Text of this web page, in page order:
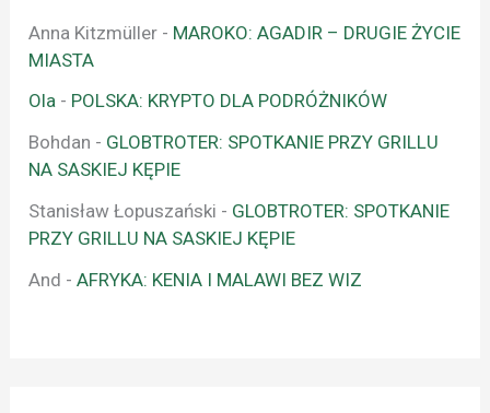
Anna Kitzmüller - MAROKO: AGADIR – DRUGIE ŻYCIE
MIASTA
Ola - POLSKA: KRYPTO DLA PODRÓŻNIKÓW
Bohdan - GLOBTROTER: SPOTKANIE PRZY GRILLU
NA SASKIEJ KĘPIE
Stanisław Łopuszański - GLOBTROTER: SPOTKANIE
PRZY GRILLU NA SASKIEJ KĘPIE
And -AFRYKA: KENIA I MALAWI BEZ WIZ